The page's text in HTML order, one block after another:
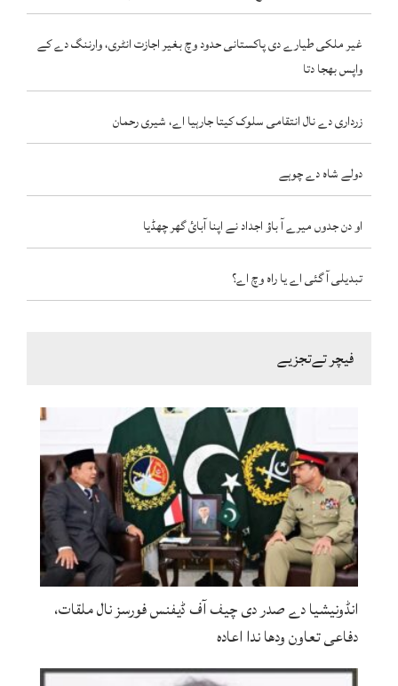
غیر ملکی طیارے دی پاکستانی حدود وچ بغیر اجازت انٹری، وارننگ دے کے
واپس بھجا دتا
زرداری دے نال انتقامی سلوک کیتا جارہیا اے، شیری رحمان
دولے شاہ دے چوہے
او دن جدوں میرے آ باؤ اجداد نے اپنا آبائ گھر چھڈیا
تبدیلی آ گئی اے یا راہ وچ اے؟
فیچر تےتجزیے
انڈونیشیا دے صدر دی چیف آف ڈیفنس فورسز نال ملقات،
دفاعی تعاون ودھا ندا اعادہ